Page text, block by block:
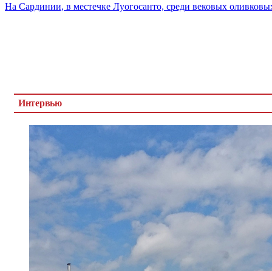
На Сардинии, в местечке Луогосанто, среди вековых
Интервью